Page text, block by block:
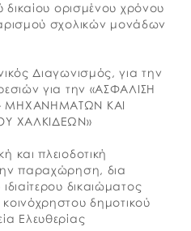
δικαίου ορισμένου χρόνου
σχολικών μονάδων
Διαγωνισμός, για την
για την «ΑΣΦΑΛΙΣΗ
ΚΑΙ
ΧΑΛΚΙΔΕΩΝ»
και πλειοδοτική
παραχώρηση, δια
δικαιώματος
δημοτικού
Ελευθερίας